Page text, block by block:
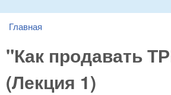
You are here
Главная
"Как продавать
(Лекция 1)